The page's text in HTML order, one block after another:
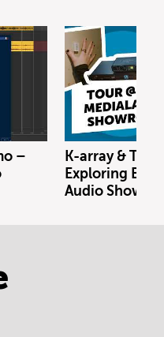
–
K-array &
Exploring
Audio